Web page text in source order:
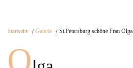
Startseite Galerie St.Petersburg schöne Frau Olga
O